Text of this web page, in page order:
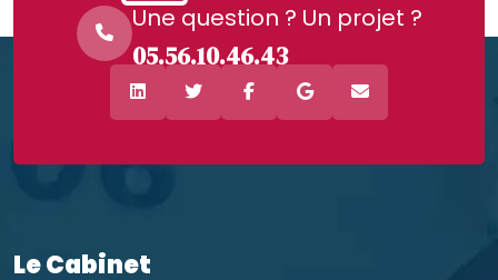
Une question ? Un projet ?
05.56.10.46.43
Le Cabinet